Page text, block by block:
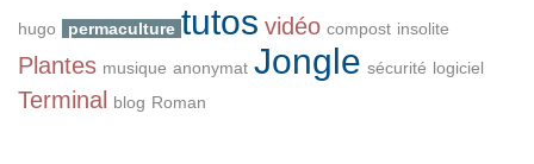
hugo permaculture tutos vidéo compost insolite
Plantes musique anonymat Jongle sécurité logiciel
Terminal blog Roman